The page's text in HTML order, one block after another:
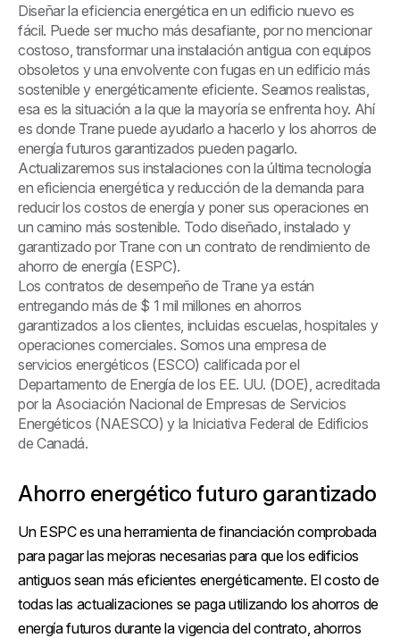
Diseñar la eficiencia energética en un edificio nuevo es
fácil. Puede ser mucho más desafiante, por no mencionar
costoso, transformar una instalación antigua con equipos
obsoletos y una envolvente con fugas en un edificio más
sostenible y energéticamente eficiente. Seamos realistas,
esa es la situación a la que la mayoría se enfrenta hoy. Ahí
es donde Trane puede ayudarlo a hacerlo y los ahorros de
energía futuros garantizados pueden pagarlo.
Actualizaremos sus instalaciones con la última tecnología
en eficiencia energética y reducción de la demanda para
reducir los costos de energía y poner sus operaciones en
un camino más sostenible. Todo diseñado, instalado y
garantizado por Trane con un contrato de rendimiento de
ahorro de energía (ESPC).
Los contratos de desempeño de Trane ya están
entregando más de $ 1 mil millones en ahorros
garantizados a los clientes, incluidas escuelas, hospitales y
operaciones comerciales. Somos una empresa de
servicios energéticos (ESCO) calificada por el
Departamento de Energía de los EE. UU. (DOE), acreditada
por la Asociación Nacional de Empresas de Servicios
Energéticos (NAESCO) y la Iniciativa Federal de Edificios
de Canadá.
Ahorro energético futuro garantizado
Un ESPC es una herramienta de financiación comprobada
para pagar las mejoras necesarias para que los edificios
antiguos sean más eficientes energéticamente. El costo de
todas las actualizaciones se paga utilizando los ahorros de
energía futuros durante la vigencia del contrato, ahorros